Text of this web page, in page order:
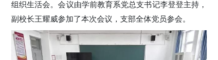
组织生活会。会议由学前教育系党总支书记李登登主持，
副校长王耀威参加了本次会议，支部全体党员参会。